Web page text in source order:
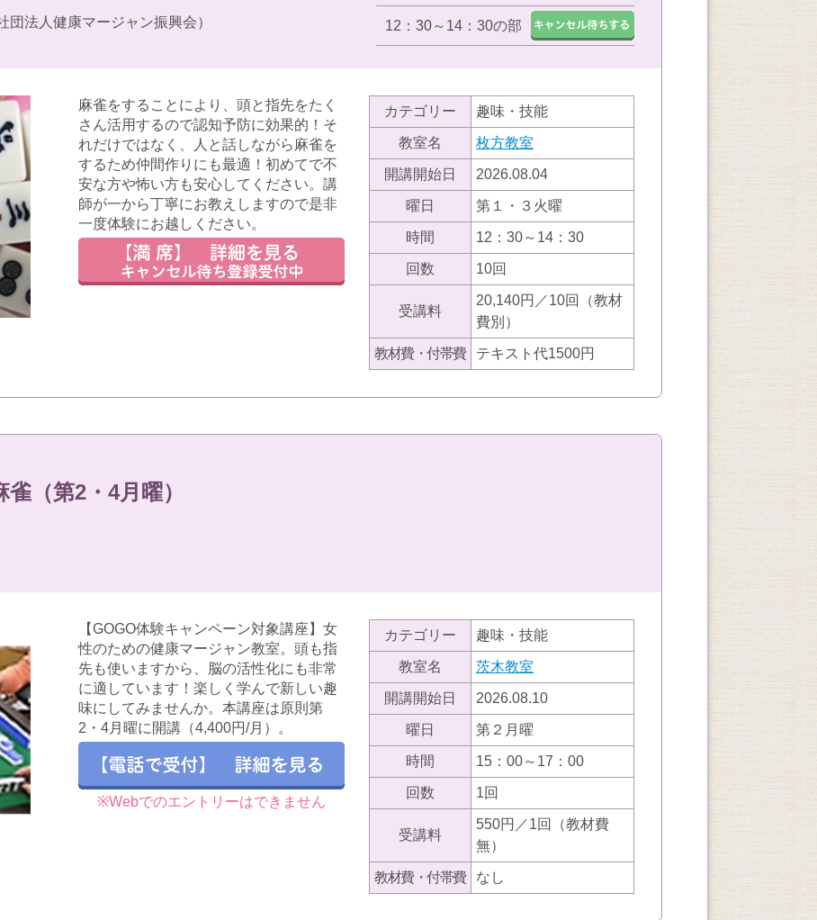
団法人健康マージャン振興会）
12：30～14：30の部
麻雀をすることにより、頭と指先をたく
さん活用するので認知予防に効果的！そ
れだけではなく、人と話しながら麻雀を
するため仲間作りにも最適！初めてで不
安な方や怖い方も安心してください。講
師が一から丁寧にお教えしますので是非
一度体験にお越しください。
カテゴリー 趣味・技能
教室名 枚方教室
開講開始日 2026.08.04
曜日 第１・３火曜
時間 12：30～14：30
回数 10回
受講料
20,140円／10回（教材
費別）
教材費・付帯費 テキスト代1500円
（第2・4月曜）
【GOGO体験キャンペーン対象講座】女
性のための健康マージャン教室。頭も指
先も使いますから、脳の活性化にも非常
に適しています！楽しく学んで新しい趣
味にしてみませんか。本講座は原則第
2・4月曜に開講（4,400円/月）。
※Webでのエントリーはできません
カテゴリー 趣味・技能
教室名 茨木教室
開講開始日 2026.08.10
曜日 第２月曜
時間 15：00～17：00
回数 1回
受講料
550円／1回（教材費
無）
教材費・付帯費 なし